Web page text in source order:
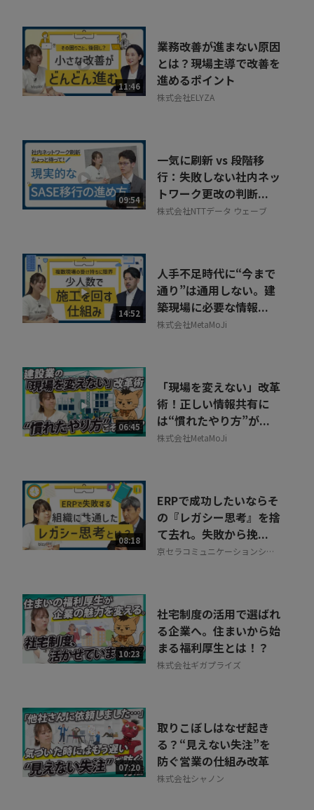
11:46
業務改善が進まない原因
とは？現場主導で改善を
進めるポイント
株式会社ELYZA
09:54
一気に刷新 vs 段階移
行：失敗しない社内ネッ
トワーク更改の判断...
株式会社NTTデータ ウェーブ
14:52
人手不足時代に“今まで
通り”は通用しない。建
築現場に必要な情報...
株式会社MetaMoJi
06:45
「現場を変えない」改革
術！正しい情報共有に
は“慣れたやり方”が...
株式会社MetaMoJi
08:18
ERPで成功したいならそ
の『レガシー思考』を捨
て去れ。失敗から挽...
京セラコミュニケーションシス
10:23
社宅制度の活用で選ばれ
る企業へ。住まいから始
まる福利厚生とは！？
株式会社ギガプライズ
07:20
取りこぼしはなぜ起き
る？“見えない失注”を
防ぐ営業の仕組み改革
株式会社シャノン